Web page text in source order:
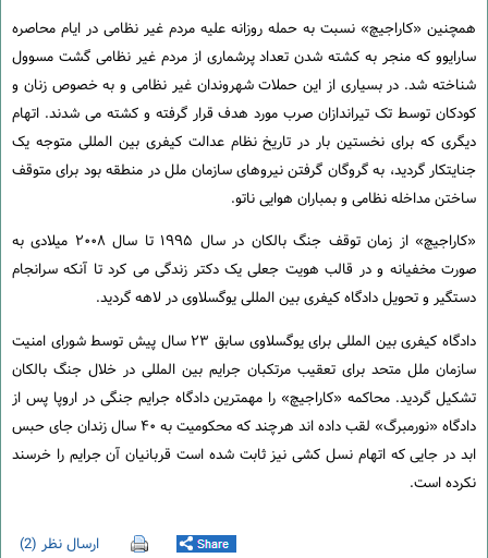
همچنین «کاراجیچ» نسبت به حمله روزانه علیه مردم غیر نظامی در ایام محاصره
سارایوو که منجر به کشته شدن تعداد پرشماری از مردم غیر نظامی گشت مسوول
شناخته شد. در بسیاری از این حملات شهروندان غیر نظامی و به خصوص زنان و
کودکان توسط تک تیراندازان صرب مورد هدف قرار گرفته و کشته می شدند. اتهام
دیگری که برای نخستین بار در تاریخ نظام عدالت کیفری بین المللی متوجه یک
جنایتکار گردید، به گروگان گرفتن نیروهای سازمان ملل در منطقه بود برای متوقف
ساختن مداخله نظامی و بمباران هوایی ناتو.
«کاراجیچ» از زمان توقف جنگ بالکان در سال ۱۹۹۵ تا سال ۲۰۰۸ میلادی به
صورت مخفیانه و در قالب هویت جعلی یک دکتر زندگی می کرد تا آنکه سرانجام
دستگیر و تحویل دادگاه کیفری بین المللی یوگسلاوی در لاهه گردید.
دادگاه کیفری بین المللی برای یوگسلاوی سابق ۲۳ سال پیش توسط شورای امنیت
سازمان ملل متحد برای تعقیب مرتکبان جرایم بین المللی در خلال جنگ بالکان
تشکیل گردید. محاکمه «کاراجیچ» را مهمترین دادگاه جرایم جنگی در اروپا پس از
دادگاه «نورمبرگ» لقب داده اند هرچند که محکومیت به ۴۰ سال زندان جای حبس
ابد در جایی که اتهام نسل کشی نیز ثابت شده است قربانیان آن جرایم را خرسند
نکرده است.
ارسال نظر (2)